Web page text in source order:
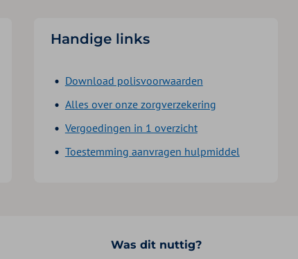
Handige links
Download polisvoorwaarden
Alles over onze zorgverzekering
Vergoedingen in 1 overzicht
Toestemming aanvragen hulpmiddel
Was dit nuttig?